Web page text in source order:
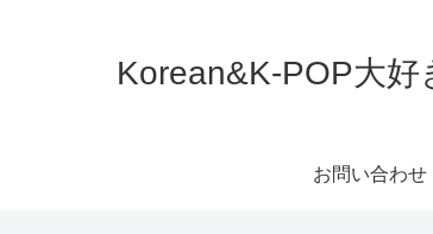
Korean&K-POP大
お問い合わせ